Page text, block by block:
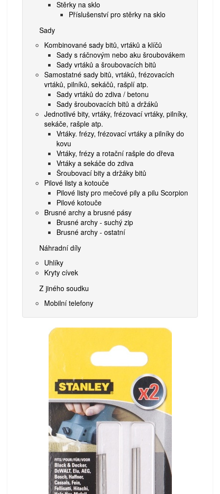
Stěrky na sklo
Příslušenství pro stěrky na sklo
Sady
Kombinované sady bitů, vrtáků a klíčů
Sady s ráčnovým nebo aku šroubovákem
Sady vrtáků a šroubovacích bitů
Samostatné sady bitů, vrtáků, frézovacích
vrtáků, pilníků, sekáčů, rašplí atp.
Sady vrtáků do zdiva / betonu
Sady šroubovacích bitů a držáků
Jednotlivé bity, vrtáky, frézovací vrtáky, pilníky,
sekáče, rašple atp.
Vrtáky. frézy, frézovací vrtáky a pilníky do
kovu
Vrtáky, frézy a rotační rašple do dřeva
Vrtáky a sekáče do zdiva
Šroubovací bity a držáky bitů
Pilové listy a kotouče
Pilové listy pro mečové pily a pilu Scorpion
Pilové kotouče
Brusné archy a brusné pásy
Brusné archy - suchý zip
Brusné archy - ostatní
Náhradní díly
Uhlíky
Kryty cívek
Z jiného soudku
Mobilní telefony